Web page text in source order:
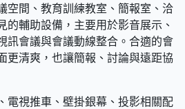
空間、教育訓練教室、簡報室、洽
的輔助設備，主要用於影音展示、
訊會議與會議動線整合。合適的會
更清爽，也讓簡報、討論與遠距協
電視推車、壁掛銀幕、投影相關配